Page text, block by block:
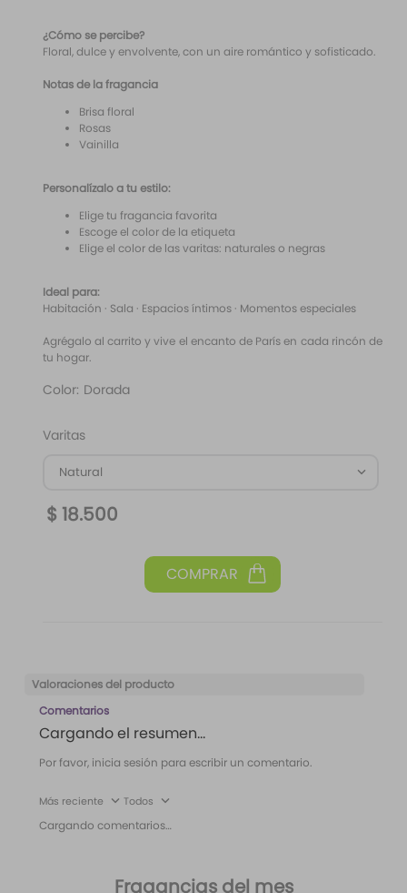
¿Cómo se percibe?
Floral, dulce y envolvente, con un aire romántico y sofisticado.
Notas de la fragancia
Brisa floral
Rosas
Vainilla
Personalízalo a tu estilo:
Elige tu fragancia favorita
Escoge el color de la etiqueta
Elige el color de las varitas: naturales o negras
Ideal para:
Habitación · Sala · Espacios íntimos · Momentos especiales
Agrégalo al carrito y vive el encanto de París en cada rincón de
tu hogar.
Color: Dorada
Varitas
Natural
$ 18.500
Valoraciones del producto
Comentarios
Cargando el resumen…
Por favor, inicia sesión para escribir un comentario.
Más reciente Todos
Cargando comentarios…
Fragancias del mes